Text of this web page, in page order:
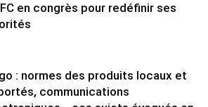
en congrès pour redéfinir ses
: normes des produits locaux et
communications